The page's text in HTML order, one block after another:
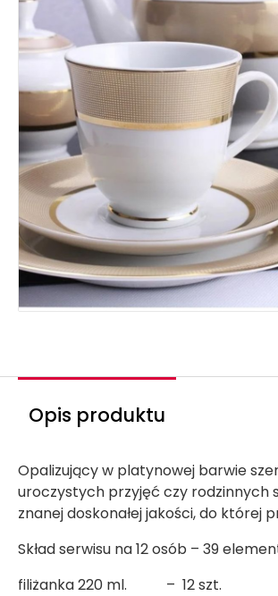
Opis produktu
Opalizujący w platynowej barwie
uroczystych przyjęć czy rodzinnych
znanej doskonałej jakości, do której
Skład serwisu na 12 osób – 39
filiżanka 220 ml. – 12 szt.